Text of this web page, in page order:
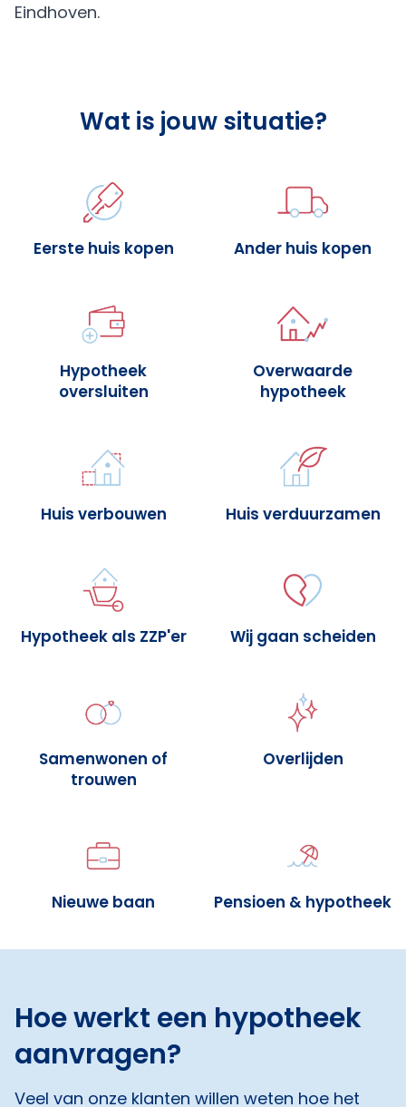
Eindhoven.
Wat is jouw situatie?
Eerste huis kopen Ander huis kopen
Hypotheek
oversluiten
Overwaarde
hypotheek
Huis verbouwen Huis verduurzamen
Hypotheek als ZZP'er Wij gaan scheiden
Samenwonen of
trouwen
Overlijden
Nieuwe baan Pensioen & hypotheek
Hoe werkt een hypotheek
aanvragen?
Veel van onze klanten willen weten hoe het